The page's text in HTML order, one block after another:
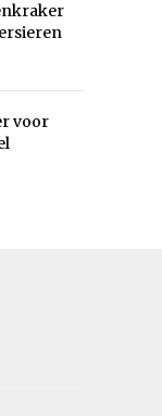
voor